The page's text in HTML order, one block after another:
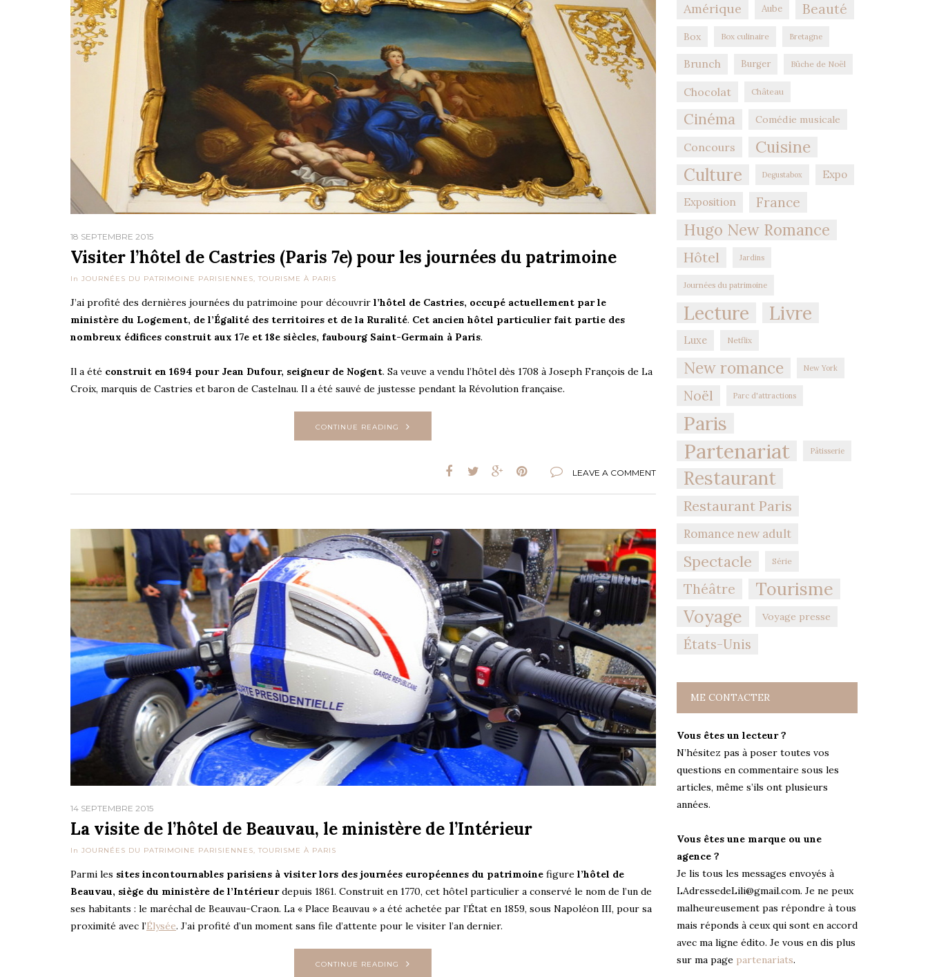
18 SEPTEMBRE 2015
Visiter l’hôtel de Castries (Paris 7e) pour les journées du patrimoine
In JOURNÉES DU PATRIMOINE PARISIENNES, TOURISME À PARIS
J’ai profité des dernières journées du patrimoine pour découvrir l’hôtel de Castries, occupé actuellement par le
ministère du Logement, de l’Égalité des territoires et de la Ruralité. Cet ancien hôtel particulier fait partie des
nombreux édifices construit aux 17e et 18e siècles, faubourg Saint-Germain à Paris.
Il a été construit en 1694 pour Jean Dufour, seigneur de Nogent. Sa veuve a vendu l’hôtel dès 1708 à Joseph François de La
Croix, marquis de Castries et baron de Castelnau. Il a été sauvé de justesse pendant la Révolution française.
CONTINUE READING
LEAVE A COMMENT
14 SEPTEMBRE 2015
La visite de l’hôtel de Beauvau, le ministère de l’Intérieur
In JOURNÉES DU PATRIMOINE PARISIENNES, TOURISME À PARIS
Parmi les sites incontournables parisiens à visiter lors des journées européennes du patrimoine figure l’hôtel de
Beauvau, siège du ministère de l’Intérieurdepuis 1861. Construit en 1770, cet hôtel particulier a conservé le nom de l’un de
ses habitants : le maréchal de Beauvau-Craon. La « Place Beauvau » a été achetée par l’État en 1859, sous Napoléon III, pour sa
proximité avec l’Élysée. J’ai profité d’un moment sans file d’attente pour le visiter l’an dernier.
CONTINUE READING
Amérique Aube Beauté
Box Box culinaire Bretagne
Brunch Burger Bûche de Noël
Chocolat Château
Cinéma Comédie musicale
Concours Cuisine
Culture Degustabox Expo
Exposition France
Hugo New Romance
Hôtel Jardins
Journées du patrimoine
Lecture Livre
Luxe Netflix
New romance New York
Noël Parc d'attractions
Paris
Partenariat Pâtisserie
Restaurant
Restaurant Paris
Romance new adult
Spectacle Série
Théâtre
Tourisme
Voyage
Voyage presse
États-Unis
ME CONTACTER
Vous êtes un lecteur ?
N’hésitez pas à poser toutes vos
questions en commentaire sous les
articles, même s’ils ont plusieurs
années.
Vous êtes une marque ou une
agence ?
Je lis tous les messages envoyés à
LAdressedeLili@gmail.com. Je ne peux
malheureusement pas répondre à tous
mais réponds à ceux qui sont en accord
avec ma ligne édito. Je vous en dis plus
sur ma page partenariats.